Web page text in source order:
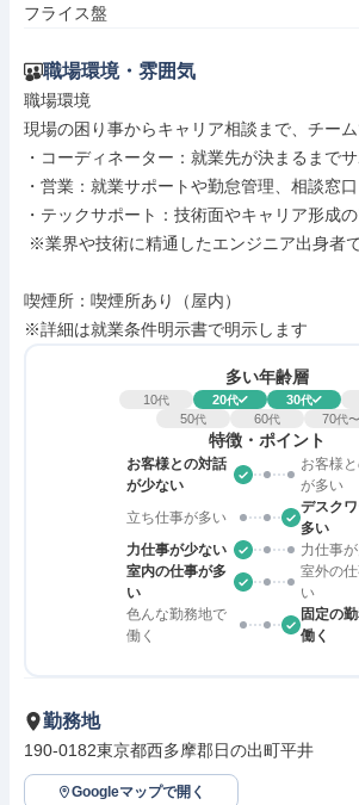
フライス盤
職場環境・雰囲気
職場環境
現場の困り事からキャリア相談まで、チーム
・コーディネーター：就業先が決まるまで
・営業：就業サポートや勤怠管理、相談窓口
・テックサポート：技術面やキャリア形成
喫煙所：喫煙所あり（屋内）
※詳細は就業条件明示書で明示します
多い年齢層
10代 20代 30代
50代 60代 70代〜
特徴・ポイント
お客様との対話
が少ない
お客様
が多い
立ち仕事が多い
デスク
多い
力仕事が少ない
力仕事
室内の仕事が多
い
室外の
い
色んな勤務地で
働く
固定の
働く
勤務地
190-0182東京都西多摩郡日の出町平井
Googleマップで開く